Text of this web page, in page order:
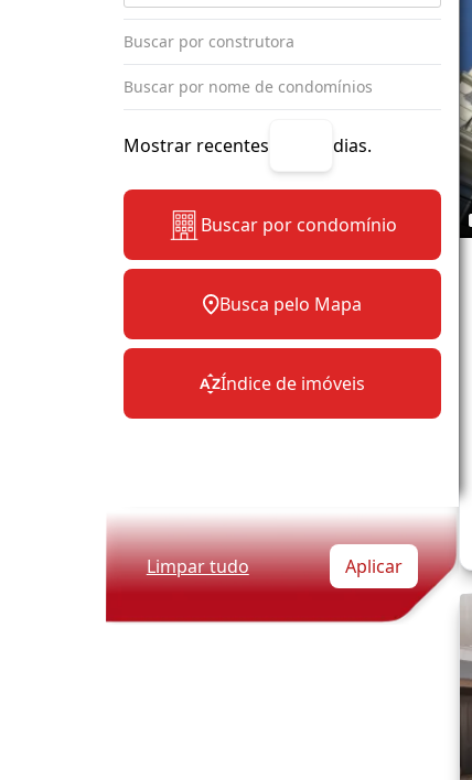
Mostrar recentes dias.
Buscar por condomínio
Busca pelo Mapa
Índice de imóveis
Limpar tudo Aplicar